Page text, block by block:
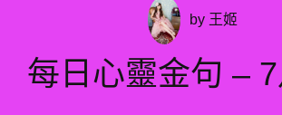
by 王姬
每日心靈金句 – 7